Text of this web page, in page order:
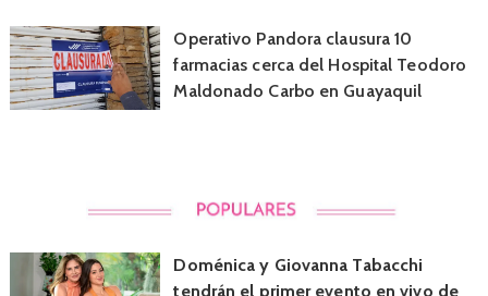
Operativo Pandora clausura 10
farmacias cerca del Hospital Teodoro
Maldonado Carbo en Guayaquil
Doménica y Giovanna Tabacchi
tendrán el primer evento en vivo de